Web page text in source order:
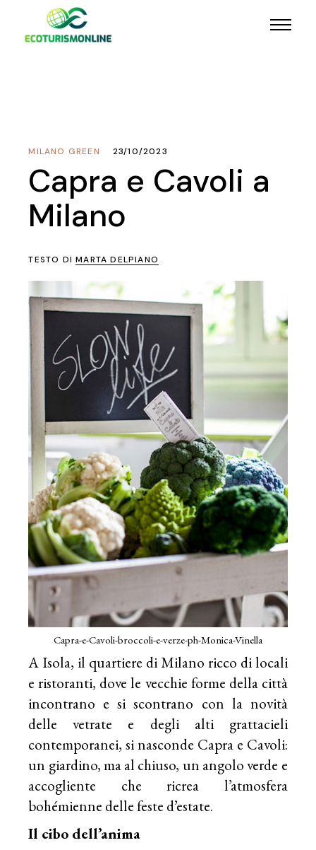
MILANO GREEN 23/10/2023
Capra e Cavoli a
Milano
TESTO DIMARTA DELPIANO
Capra-e-Cavoli-broccoli-e-verze-ph-Monica-Vinella
A Isola, il quartiere di Milano ricco di locali
e ristoranti, dove le vecchie forme della città
incontrano e si scontrano con la novità
delle vetrate e degli alti grattacieli
contemporanei, si nasconde Capra e Cavoli:
un giardino, ma al chiuso, un angolo verde e
accogliente che ricrea l’atmosfera
bohémienne delle feste d’estate.
Il cibo dell’anima